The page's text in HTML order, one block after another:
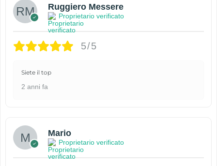
Ruggiero Messere
Proprietario verificato
5/5
Siete il top
2 anni fa
Mario
Proprietario verificato